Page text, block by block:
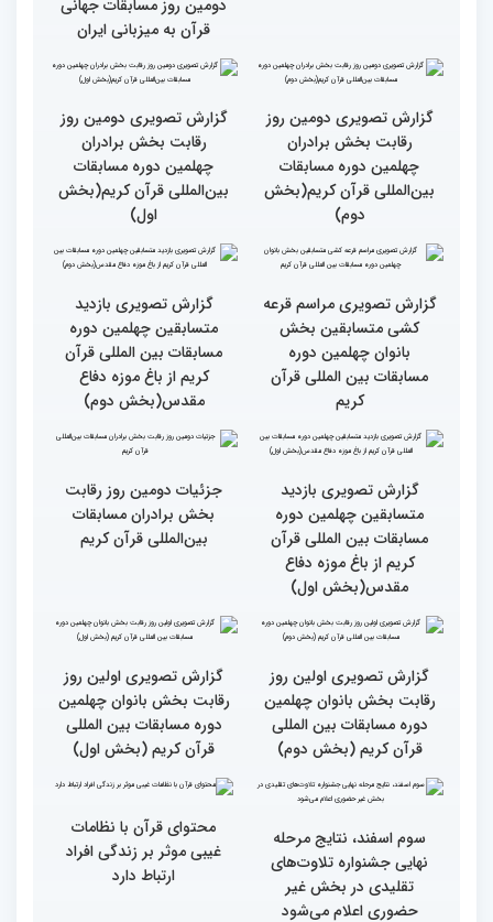
از حضور سفیر عربستان تا
استقبال بی‌نظیر کودکان و
نوجوانان/ نگاهی به حواشی
دومین روز مسابقات جهانی
قرآن به میزبانی ایران
گزارش تصویری دومین روز
رقابت بخش برادران
چهلمین دوره مسابقات
بین‌المللی قرآن کریم(بخش
دوم)
گزارش تصویری دومین روز
رقابت بخش برادران
چهلمین دوره مسابقات
بین‌المللی قرآن کریم(بخش
اول)
گزارش تصویری مراسم قرعه
کشی متسابقین بخش
بانوان چهلمین دوره
مسابقات بین المللی قرآن
کریم
گزارش تصویری بازدید
متسابقین چهلمین دوره
مسابقات بین المللی قرآن
کریم از باغ موزه دفاع
مقدس(بخش دوم)
گزارش تصویری بازدید
متسابقین چهلمین دوره
مسابقات بین المللی قرآن
کریم از باغ موزه دفاع
مقدس(بخش اول)
بین‌المللی قرآن کریم
گزارش تصویری اولین روز
رقابت بخش بانوان چهلمین
دوره مسابقات بین المللی
قرآن کریم (بخش دوم)
گزارش تصویری اولین روز
رقابت بخش بانوان چهلمین
قرآن کریم (بخش اول)